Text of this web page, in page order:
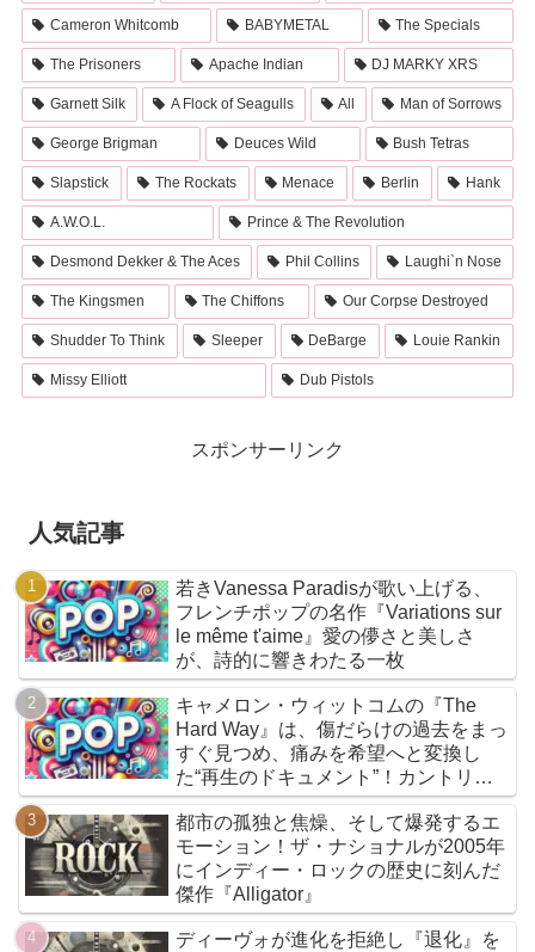
Cameron Whitcomb BABYMETAL The Specials
The Prisoners Apache Indian DJ MARKY XRS
Garnett Silk A Flock of Seagulls All Man of Sorrows
George Brigman Deuces Wild Bush Tetras
Slapstick The Rockats Menace Berlin Hank
A.W.O.L. Prince & The Revolution
Desmond Dekker & The Aces Phil Collins Laughi`n Nose
The Kingsmen The Chiffons Our Corpse Destroyed
Shudder To Think Sleeper DeBarge Louie Rankin
Missy Elliott Dub Pistols
スポンサーリンク
人気記事
若きVanessa Paradisが歌い上げる、
フレンチポップの名作『Variations sur
le même t'aime』愛の儚さと美しさ
が、詩的に響きわたる一枚
キャメロン・ウィットコムの『The
Hard Way』は、傷だらけの過去をまっ
すぐ見つめ、痛みを希望へと変換し
た“再生のドキュメント”！カントリー
とフォークを軸に、荒削りな衝動と繊
細な感情が交差するサウンドは、人生
の遠回りさえも価値ある物語へと昇華
していく
都市の孤独と焦燥、そして爆発するエ
モーション！ザ・ナショナルが2005年
にインディー・ロックの歴史に刻んだ
傑作『Alligator』
ディーヴォが進化を拒絶し『退化』を